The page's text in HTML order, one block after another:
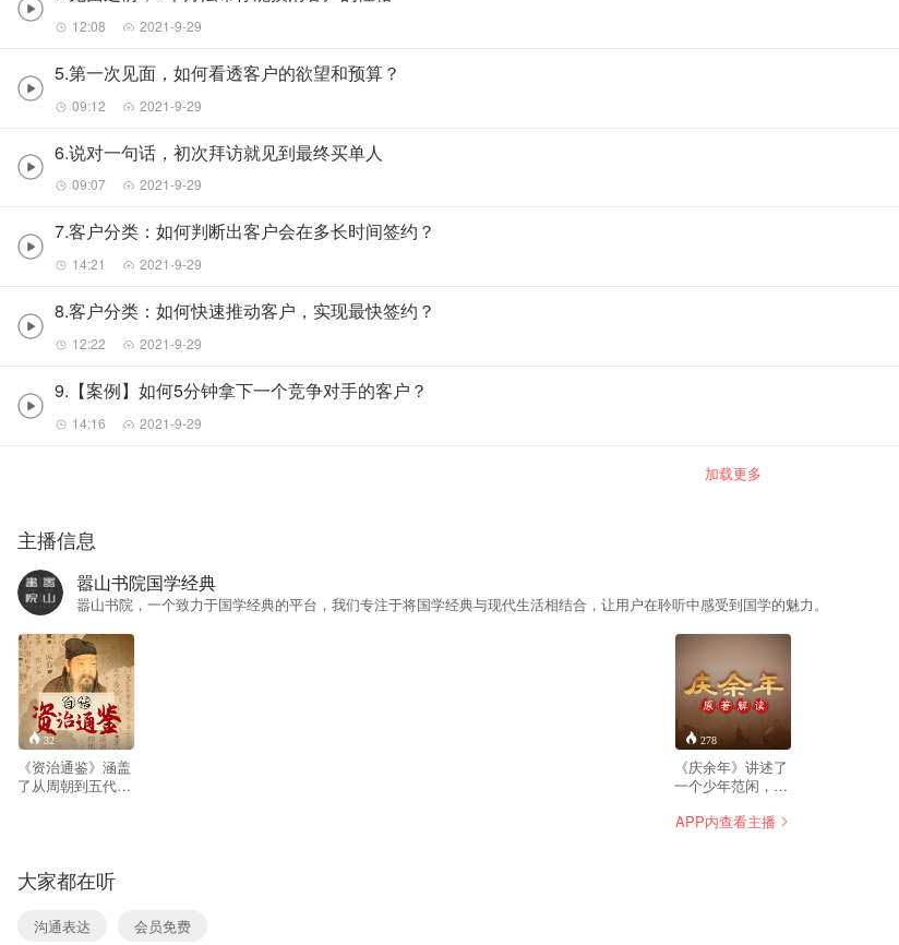
12:08 2021-9-29
5.第一次见面，如何看透客户的欲望和预算？
09:12 2021-9-29
6.说对一句话，初次拜访就见到最终买单人
09:07 2021-9-29
7.客户分类：如何判断出客户会在多长时间签约？
14:21 2021-9-29
8.客户分类：如何快速推动客户，实现最快签约？
12:22 2021-9-29
9.【案例】如何5分钟拿下一个竞争对手的客户？
14:16 2021-9-29
加载更多
主播信息
嚣山书院国学经典
嚣山书院，一个致力于国学经典的平台，我们专注于将国学经典与现代生活相结合，让用户在聆听中感受到国学的魅力。
32
《资治通鉴》涵盖
了从周朝到五代十
书呢？ 想象一下，
你正在处理一件无
从下手的事情感到
迷茫无助。这时，
278
《庆余年》讲述了
一个少年范闲，自
庐，历经家族种种
APP内查看主播
大家都在听
沟通表达 会员免费